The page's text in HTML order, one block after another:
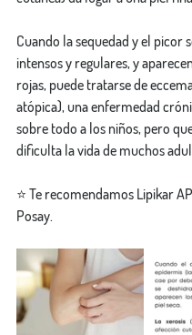
Cuando la sequedad y el picor
intensos y regulares, y
rojas, puede tratarse de
atópica), una enfermedad
sobre todo a los niños, pero
dificulta la vida de muchos
⭐ Te recomendamos Lipikar
Posay.